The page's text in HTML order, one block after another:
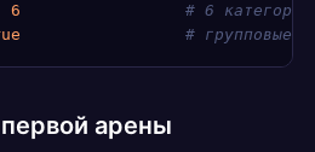
6
# 6
# групповые
арены